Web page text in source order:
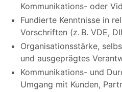
Kommunikations- oder
Fundierte Kenntnisse in
Vorschriften (z. B. VDE,
Organisationsstärke,
und ausgeprägtes
Kommunikations- und
Umgang mit Kunden,